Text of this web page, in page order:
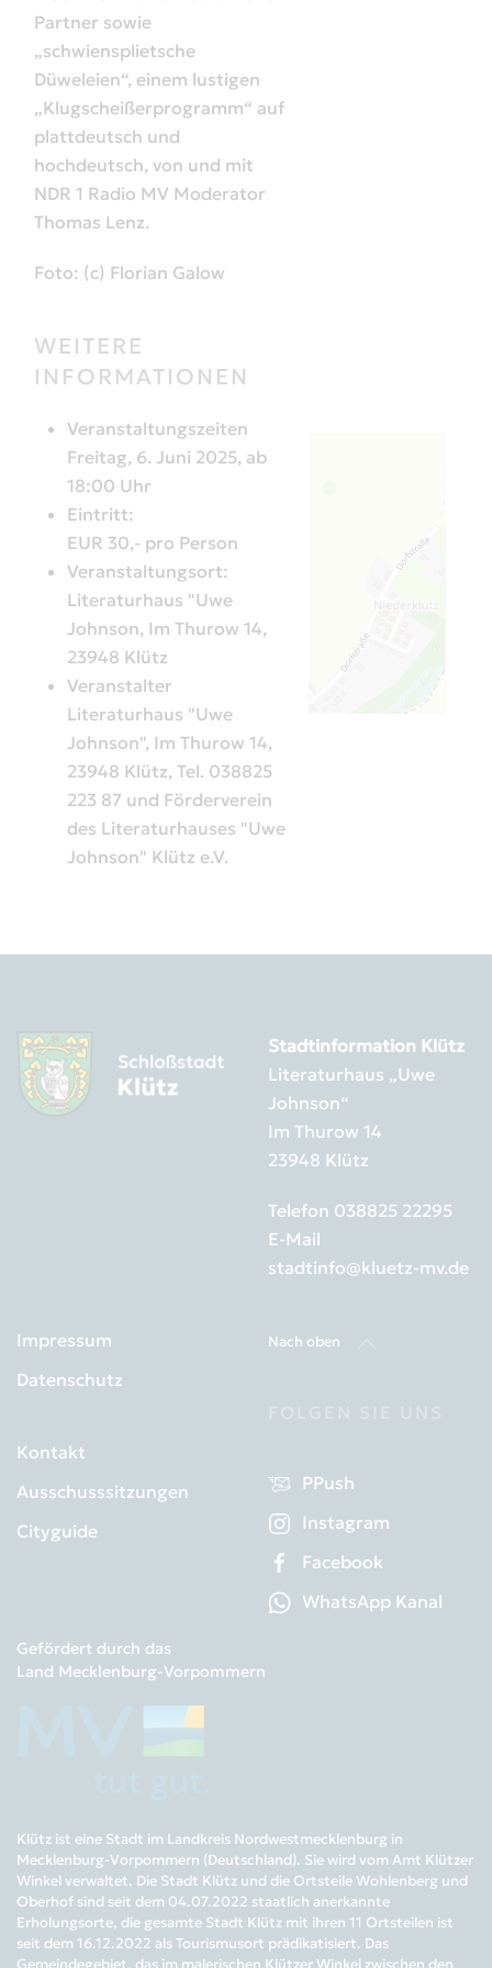
Partner sowie
„schwiensplietsche
Düweleien“, einem lustigen
„Klugscheißerprogramm“ auf
plattdeutsch und
hochdeutsch, von und mit
NDR 1 Radio MV Moderator
Thomas Lenz.
Foto: (c) Florian Galow
WEITERE
INFORMATIONEN
Veranstaltungszeiten
Freitag, 6. Juni 2025, ab
18:00 Uhr
Eintritt:
EUR 30,- pro Person
Veranstaltungsort:
Literaturhaus "Uwe
Johnson, Im Thurow 14,
23948 Klütz
Veranstalter
Literaturhaus "Uwe
Johnson", Im Thurow 14,
23948 Klütz, Tel. 038825
223 87 und Förderverein
des Literaturhauses "Uwe
Johnson" Klütz e.V.
OpenStreetMap
Stadtinformation Klütz
Literaturhaus „Uwe
Johnson“
Im Thurow 14
23948 Klütz
Telefon 038825 22295
E-Mail
stadtinfo@kluetz-mv.de
Impressum
Datenschutz
Kontakt
Ausschusssitzungen
Cityguide
Nach oben
PPush
Instagram
Facebook
WhatsApp Kanal
Gefördert durch das
Land Mecklenburg-Vorpommern
Klütz ist eine Stadt im Landkreis Nordwestmecklenburg in
Mecklenburg-Vorpommern (Deutschland). Sie wird vom Amt Klützer
Winkel verwaltet. Die Stadt Klütz und die Ortsteile Wohlenberg und
Oberhof sind seit dem 04.07.2022 staatlich anerkannte
Erholungsorte, die gesamte Stadt Klütz mit ihren 11 Ortsteilen ist
seit dem 16.12.2022 als Tourismusort prädikatisiert. Das
Gemeindegebiet, das im malerischen Klützer Winkel zwischen den